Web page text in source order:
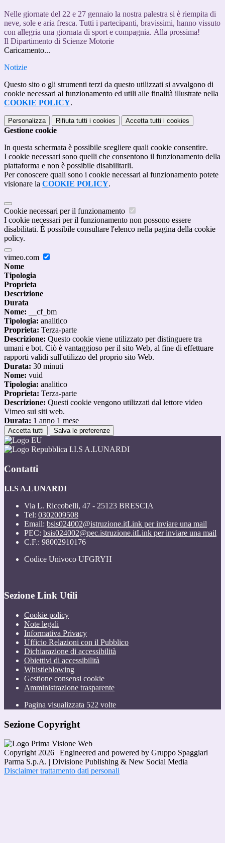
Nelle giornate del 22 e 27 gennaio la nostra palestra si è riempita di
neve, sole e aria fresca. Tutti i partecipanti, bravissimi, hanno vissuto
con allegria una giornata di sport e compagnia. Alla prossima!
Il Dipartimento di Scienze Motorie
Caricamento...
Notizie
Questo sito o gli strumenti terzi da questo utilizzati si avvalgono di
cookie necessari al funzionamento ed utili alle finalità illustrate nella
COOKIE POLICY.
Personalizza Rifiuta tutti i cookies Accetta tutti i cookies
Gestione cookie
In questa schermata è possibile scegliere quali cookie consentire.
I cookie necessari sono quelli che consentono il funzionamento della
piattaforma e non è possibile disabilitarli.
Per conoscere quali sono i cookie necessari al funzionamento potete
visionare la COOKIE POLICY.
Cookie necessari per il funzionamento
I cookie necessari per il funzionamento non possono essere
disabilitati. È possibile consultare l'elenco nella pagina della cookie
policy.
vimeo.com
Nome
Tipologia
Proprieta
Descrizione
Durata
Nome: __cf_bm
Tipologia: analitico
Proprieta: Terza-parte
Descrizione: Questo cookie viene utilizzato per distinguere tra
umani e bot. Ciò è vantaggioso per il sito Web, al fine di effettuare
rapporti validi sull'utilizzo del proprio sito Web.
Durata: 30 minuti
Nome: vuid
Tipologia: analitico
Proprieta: Terza-parte
Descrizione: Questi cookie vengono utilizzati dal lettore video
Vimeo sui siti web.
Durata: 1 anno 1 mese
Accetta tutti Salva le preferenze
I.I.S A.LUNARDI
Contatti
I.I.S A.LUNARDI
Via L. Riccobelli, 47 - 25123 BRESCIA
Tel: 0302009508
Email: bsis024002@istruzione.itLink per inviare una mail
PEC: bsis024002@pec.istruzione.itLink per inviare una mail
C.F.: 98002910176
Codice Univoco UFGRYH
Sezione Link Utili
Cookie policy
Note legali
Informativa Privacy
Ufficio Relazioni con il Pubblico
Dichiarazione di accessibilità
Obiettivi di accessibilità
Whistleblowing
Gestione consensi cookie
Amministrazione trasparente
Pagina visualizzata 522 volte
Sezione Copyright
Copyright 2026 | Engineered and powered by Gruppo Spaggiari
Parma S.p.A. | Divisione Publishing & New Social Media
Disclaimer trattamento dati personali